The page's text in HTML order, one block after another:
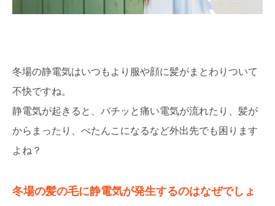
冬場の静電気はいつもより服や顔に髪がまとわりついて
不快ですね。
静電気が起きると、バチッと痛い電気が流れたり、髪が
からまったり、ぺたんこになるなど外出先でも困ります
よね？
冬場の髪の毛に静電気が発生するのはなぜでしょ